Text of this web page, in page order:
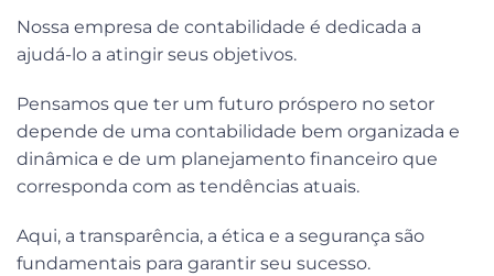
Nossa empresa de contabilidade é dedicada a
ajudá-lo a atingir seus objetivos.
Pensamos que ter um futuro próspero no setor
depende de uma contabilidade bem organizada e
dinâmica e de um planejamento financeiro que
corresponda com as tendências atuais.
Aqui, a transparência, a ética e a segurança são
fundamentais para garantir seu sucesso.